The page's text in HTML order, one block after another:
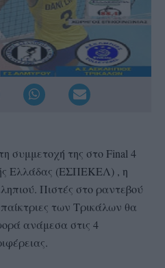
συμμετοχή της στο Final 4
Ελλάδας (ΕΣΠΕΚΕΛ) , η
Πιστές στο ραντεβού
των Τρικάλων θα
ανάμεσα στις 4